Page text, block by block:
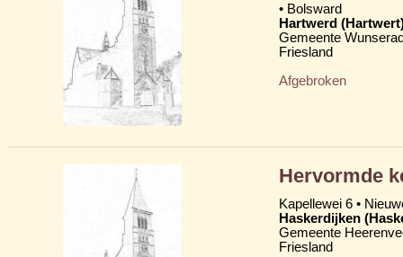
• Bolsward
Hartwerd
Gemeente
Friesland
Afgebroken
Hervormde
Kapellewei 6 •
Haskerdijken
Gemeente
Friesland